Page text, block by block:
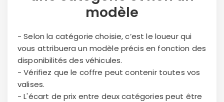
modèle
- Selon la catégorie choisie, c’est le loueur qui
vous attribuera un modèle précis en fonction des
disponibilités des véhicules.
- Vérifiez que le coffre peut contenir toutes vos
valises.
- L'écart de prix entre deux catégories peut être